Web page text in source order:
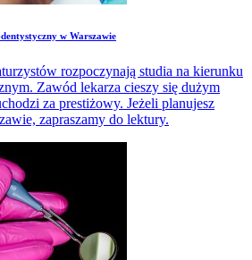
w Warszawie
rozpoczynają studia na kierunku
Zawód lekarza cieszy się dużym
za prestiżowy. Jeżeli planujesz
zapraszamy do lektury.